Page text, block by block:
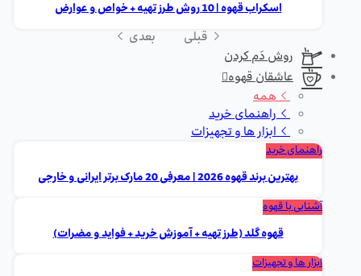
اسکراب قهوه | 10 روش طرز تهیه + خواص و عوارض
قبلی
بعدی
روش دَم کردن
عاشقان قهوه
همه
راهنمای خرید
ابزار ها و تجهیزات
راهنمای خرید
بهترین برند قهوه 2026 | معرفی 20 مارک برتر ایرانی و خارجی
آشنایی با قهوه
قهوه گلد (طرز تهیه + آموزش خرید + فواید و مضرات)
ابزار ها و تجهیزات